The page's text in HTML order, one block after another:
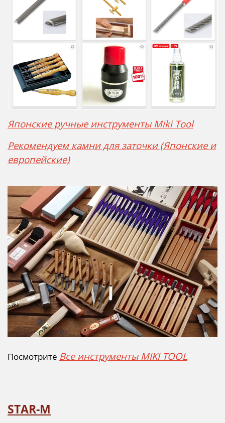
Японские ручные инструменты Miki Tool
Рекомендуем камни для заточки (Японские и
европейские)
Посмотрите Все инструменты MIKI TOOL
STAR-M